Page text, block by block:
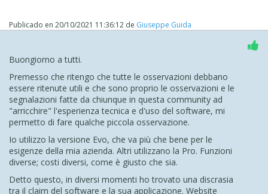
Publicado en 20/10/2021 11:36:12 de Giuseppe Guida
Buongiorno a tutti.
Premesso che ritengo che tutte le osservazioni debbano
essere ritenute utili e che sono proprio le osservazioni e le
segnalazioni fatte da chiunque in questa community ad
"arricchire" l'esperienza tecnica e d'uso del software, mi
permetto di fare qualche piccola osservazione.
Io utilizzo la versione Evo, che va più che bene per le
esigenze della mia azienda. Altri utilizzano la Pro. Funzioni
diverse; costi diversi, come è giusto che sia.
Detto questo, in diversi momenti ho trovato una discrasia
tra il claim del software e la sua applicazione. Website